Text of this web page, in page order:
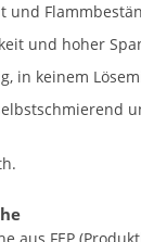
und
und hoher
in keinem